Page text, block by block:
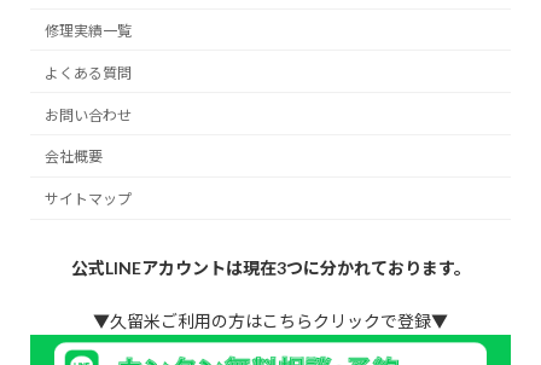
修理実績一覧
よくある質問
お問い合わせ
会社概要
サイトマップ
公式LINEアカウントは現在3つに分かれております。
▼久留米ご利用の方はこちらクリックで登録▼